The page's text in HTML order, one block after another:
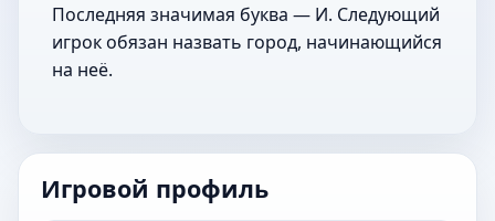
Последняя значимая буква — И. Следующий
игрок обязан назвать город, начинающийся
на неё.
Игровой профиль